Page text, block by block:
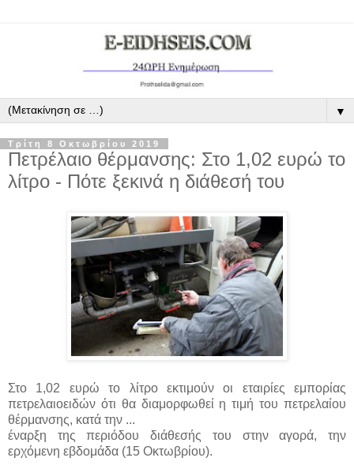
▼
Τρίτη 8 Οκτωβρίου 2019
Πετρέλαιο θέρμανσης: Στο 1,02 ευρώ το
λίτρο - Πότε ξεκινά η διάθεσή του
Στο 1,02 ευρώ το λίτρο εκτιμούν οι εταιρίες εμπορίας
πετρελαιοειδών ότι θα διαμορφωθεί η τιμή του πετρελαίου
θέρμανσης, κατά την ...
έναρξη της περιόδου διάθεσής του στην αγορά, την
ερχόμενη εβδομάδα (15 Οκτωβρίου).